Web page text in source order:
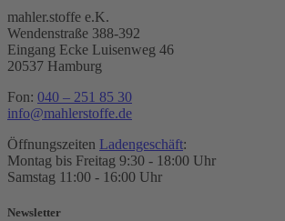
mahler.stoffe e.K.
Wendenstraße 388-392
Eingang Ecke Luisenweg 46
20537 Hamburg
Fon: 040 – 251 85 30
info@mahlerstoffe.de
Öffnungszeiten Ladengeschäft:
Montag bis Freitag 9:30 - 18:00 Uhr
Samstag 11:00 - 16:00 Uhr
Newsletter